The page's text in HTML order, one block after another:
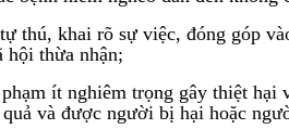
khai rõ sự việc, đóng góp
hội thừa nhận;
ít nghiêm trọng gây thiệt hại
và được người bị hại hoặc